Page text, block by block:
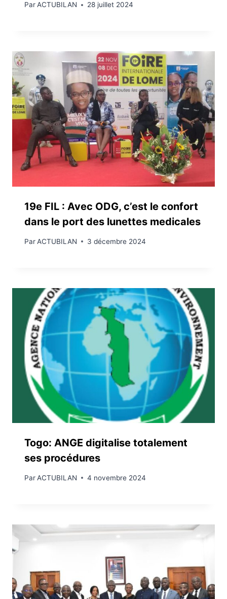
ParACTUBILAN 28 juillet 2024
19e FIL : Avec ODG, c’est le confort
dans le port des lunettes medicales
ParACTUBILAN 3 décembre 2024
Togo: ANGE digitalise totalement
ses procédures
ParACTUBILAN 4 novembre 2024